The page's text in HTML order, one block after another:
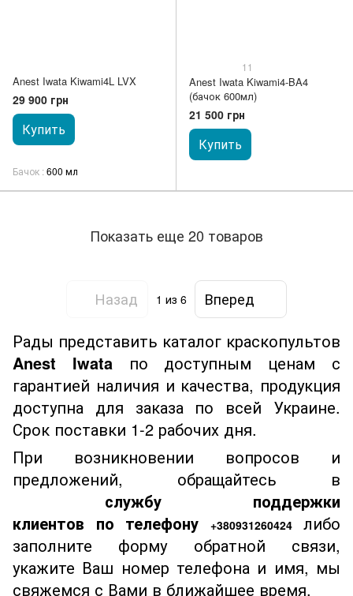
Anest Iwata Kiwami4L LVX
29 900 грн
Купить
Бачок 600 мл
11
Anest Iwata Kiwami4-BA4
(бачок 600мл)
21 500 грн
Купить
Показать еще 20 товаров
Назад 1 из 6 Вперед
Рады представить каталог краскопультов
Anest Iwata по доступным ценам с
гарантией наличия и качества, продукция
доступна для заказа по всей Украине.
Срок поставки 1-2 рабочих дня.
При возникновении вопросов и
предложений, обращайтесь в
службуподдержки
клиентов по телефону +380931260424
либо
заполните форму обратной связи,
укажите Ваш номер телефона и имя, мы
свяжемся с Вами в ближайшее время.